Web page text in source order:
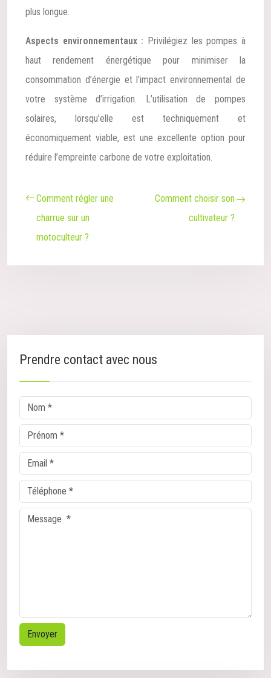
plus longue.
Aspects environnementaux : Privilégiez les pompes à
haut rendement énergétique pour minimiser la
consommation d’énergie et l’impact environnemental de
votre système d’irrigation. L’utilisation de pompes
solaires, lorsqu’elle est techniquement et
économiquement viable, est une excellente option pour
réduire l’empreinte carbone de votre exploitation.
Comment régler une
charrue sur un
motoculteur ?
Comment choisir son
cultivateur ?
Prendre contact avec nous